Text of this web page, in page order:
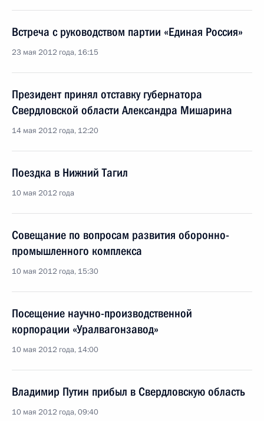
Встреча с руководством партии «Единая Россия»
23 мая 2012 года, 16:15
Президент принял отставку губернатора
Свердловской области Александра Мишарина
14 мая 2012 года, 12:20
Поездка в Нижний Тагил
10 мая 2012 года
Совещание по вопросам развития оборонно-
промышленного комплекса
10 мая 2012 года, 15:30
Посещение научно-производственной
корпорации «Уралвагонзавод»
10 мая 2012 года, 14:00
Владимир Путин прибыл в Свердловскую область
10 мая 2012 года, 09:40